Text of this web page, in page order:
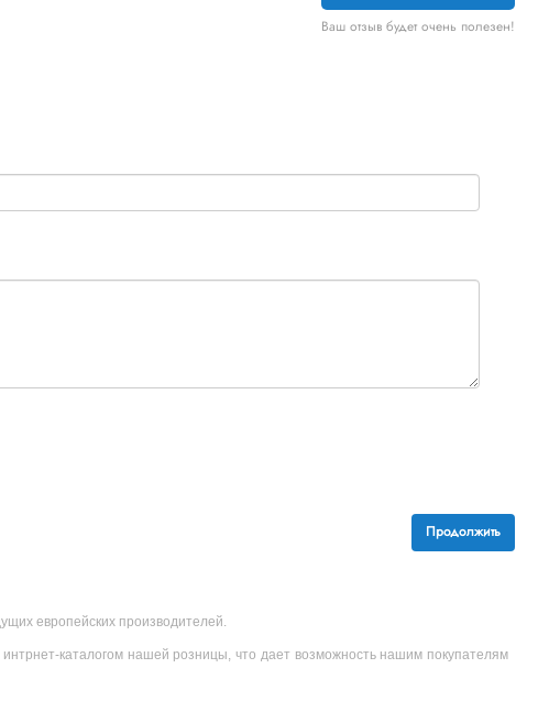
Ваш отзыв будет очень полезен!
Продолжить
европейских производителей.
каталогом нашей розницы, что дает возможность нашим покупателям